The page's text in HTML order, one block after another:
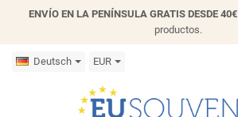
ENVÍO EN LA PENÍNSULA GRATIS DESDE 40€
productos.
Deutsch EUR